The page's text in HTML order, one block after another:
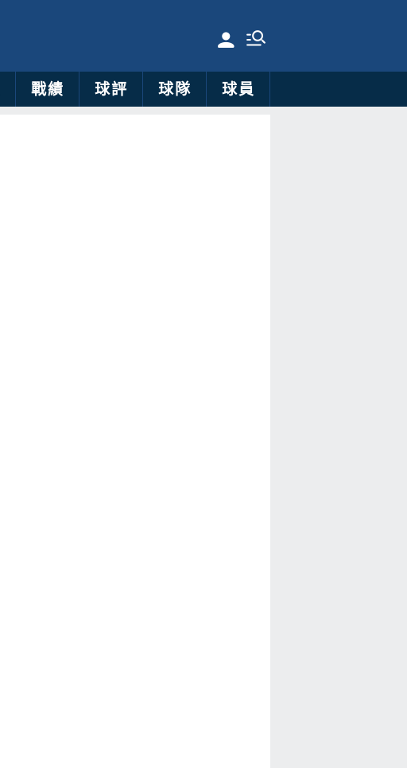
戰績 球評 球隊 球員